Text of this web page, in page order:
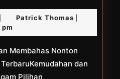
OctoberPatrick ThomasPatrick
Membahas Nonton
dan
Pilihan